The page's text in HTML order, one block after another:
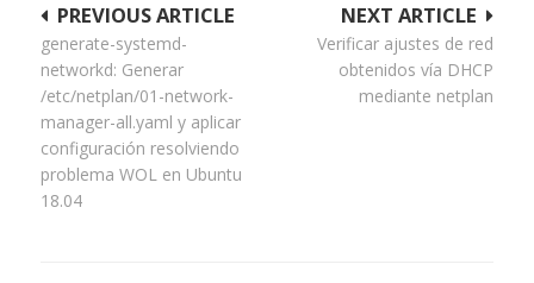
Navegación
de
entradas
NEXT ARTICLE
Verificar ajustes de red
obtenidos vía DHCP
mediante netplan
PREVIOUS ARTICLE
generate-systemd-
networkd: Generar
/etc/netplan/01-network-
manager-all.yaml y aplicar
configuración resolviendo
problema WOL en Ubuntu
18.04